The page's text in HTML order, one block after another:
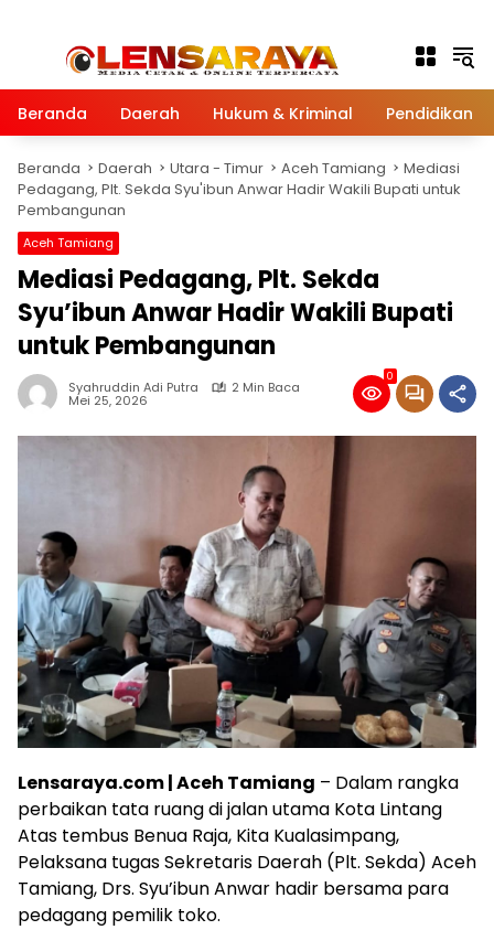
Beranda Daerah Hukum & Kriminal Pendidikan
Beranda Daerah Utara - Timur Aceh Tamiang
Mediasi
Pedagang, Plt. Sekda Syu'ibun Anwar Hadir Wakili Bupati untuk
Pembangunan
Aceh Tamiang
Mediasi Pedagang, Plt. Sekda
Syu’ibun Anwar Hadir Wakili Bupati
untuk Pembangunan
Syahruddin Adi Putra 2 Min Baca
Mei 25, 2026
0
Lensaraya.com | Aceh Tamiang – Dalam rangka
perbaikan tata ruang di jalan utama Kota Lintang
Atas tembus Benua Raja, Kita Kualasimpang,
Pelaksana tugas Sekretaris Daerah (Plt. Sekda) Aceh
Tamiang, Drs. Syu’ibun Anwar hadir bersama para
pedagang pemilik toko.